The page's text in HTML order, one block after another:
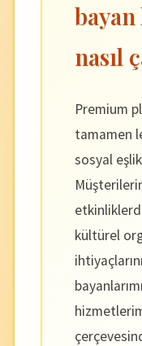
nasıl
Premium
tamamen
sosyal
kültürel